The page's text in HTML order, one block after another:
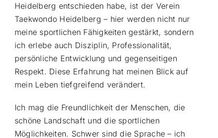
Heidelberg entschieden habe, ist der Verein
Taekwondo Heidelberg – hier werden nicht nur
meine sportlichen Fähigkeiten gestärkt, sondern
ich erlebe auch Disziplin, Professionalität,
persönliche Entwicklung und gegenseitigen
Respekt. Diese Erfahrung hat meinen Blick auf
mein Leben tiefgreifend verändert.
Ich mag die Freundlichkeit der Menschen, die
schöne Landschaft und die sportlichen
Möglichkeiten. Schwer sind die Sprache – ich